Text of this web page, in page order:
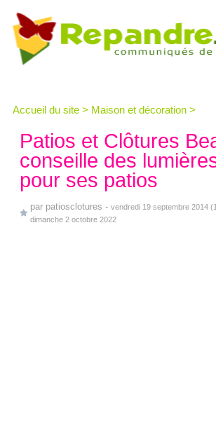
Accueil du site > Maison et décoration >
Patios et Clôtures
conseille des
pour ses patios
par patiosclotures - vendredi 19 septembre 2014
dimanche 2 octobre 2022